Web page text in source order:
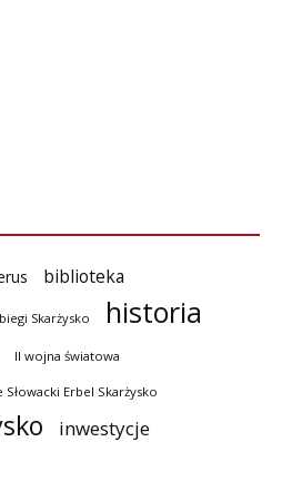
biblioteka
biegi Skarżysko historia
II wojna światowa
Erbel Skarżysko
inwestycje